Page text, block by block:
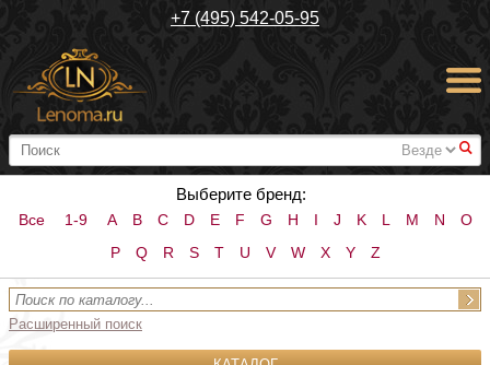
+7 (495) 542-05-95
#
Выберите бренд:
Все 1-9 A B C D E F G H I J K L M N
O
P
Q R S T U V W X Y Z
Расширенный поиск